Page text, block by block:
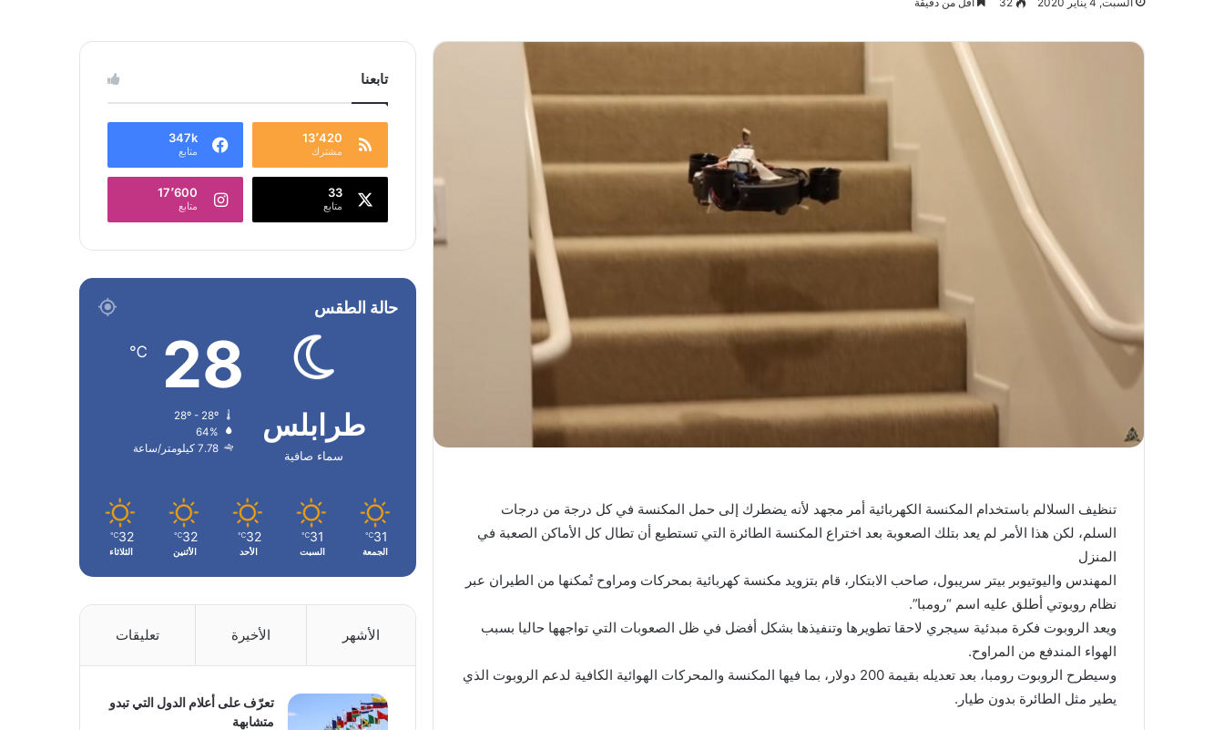
تنظيف السلالم باستخدام المكنسة الكهربائية أمر مجهد لأنه يضطرك إلى حمل المكنسة في كل درجة من درجات
السلم، لكن هذا الأمر لم يعد بتلك الصعوبة بعد اختراع المكنسة الطائرة التي تستطيع أن تطال كل الأماكن الصعبة في
المنزل
المهندس واليوتيوبر بيتر سريبول، صاحب الابتكار، قام بتزويد مكنسة كهربائية بمحركات ومراوح تُمكنها من الطيران عبر
نظام روبوتي أطلق عليه اسم “رومبا”.
ويعد الروبوت فكرة مبدئية سيجري لاحقا تطويرها وتنفيذها بشكل أفضل في ظل الصعوبات التي تواجهها حاليا بسبب
الهواء المندفع من المراوح.
وسيطرح الروبوت رومبا، بعد تعديله بقيمة 200 دولار، بما فيها المكنسة والمحركات الهوائية الكافية لدعم الروبوت الذي
يطير مثل الطائرة بدون طيار.
تابعنا
13٬420
مشترك
347k
متابع
33
متابع
17٬600
متابع
حالة الطقس
طرابلس
سماء صافية
28
℃
64%
7.78 كيلومتر/ساعة
31
℃
الجمعة
31
℃
السبت
32
℃
الأحد
32
℃
الأثنين
32
℃
الثلاثاء
الأشهر الأخيرة تعليقات
تعرّف على أعلام الدول التي تبدو
متشابهة